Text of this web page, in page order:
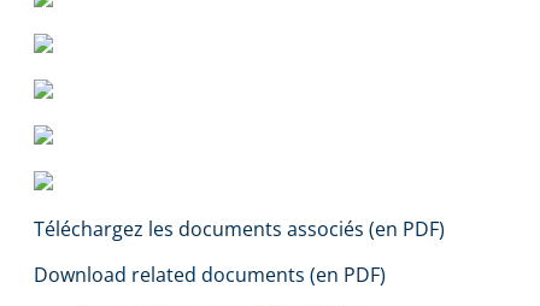
Téléchargez les documents associés (en PDF)
Download related documents (en PDF)